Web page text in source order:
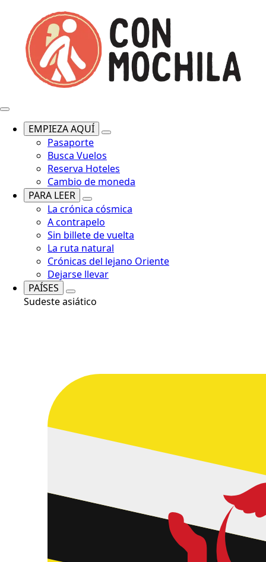
EMPIEZA AQUÍ
Pasaporte
Busca Vuelos
Reserva Hoteles
Cambio de moneda
PARA LEER
La crónica cósmica
A contrapelo
Sin billete de vuelta
La ruta natural
Crónicas del lejano Oriente
Dejarse llevar
PAÍSES
Sudeste asiático